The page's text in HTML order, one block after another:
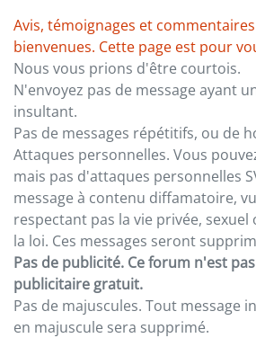
Avis, témoignages et
bienvenues. Cette page est pour
Nous vous prions d'être courtois.
N'envoyez pas de message ayant
insultant.
Pas de messages répétitifs, ou de
Attaques personnelles. Vous
mais pas d'attaques personnelles
message à contenu diffamatoire,
respectant pas la vie privée, sexuel
la loi. Ces messages seront
Pas de publicité. Ce forum n'est
publicitaire gratuit.
Pas de majuscules. Tout message
en majuscule sera supprimé.